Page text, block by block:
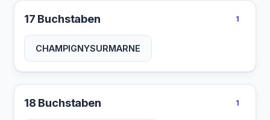
17 Buchstaben 1
CHAMPIGNYSURMARNE
18 Buchstaben 1